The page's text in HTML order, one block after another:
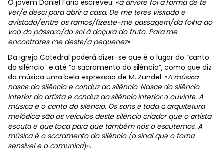
O jovem Daniel Faria escreveu: «a árvore foi a forma de te
ver/e desci para abrir a casa. De me teres visitado e
avistado/entre os ramos/fizeste-me passagem/da folha ao
voo do pássaro/do sol à doçura do fruto. Para me
encontrares me deste/a pequenez».
Da igreja Catedral poderá dizer-se que é o lugar do “canto
do silêncio” e até “o sacramento do silêncio”, como que diz
da música uma bela expressão de M. Zundel: «A música
nasce do silêncio e conduz ao silêncio. Nasce do silêncio
interior do artista e conduz ao silêncio interior o ouvinte. A
música é o canto do silêncio. Os sons e toda a arquitetura
melódica são os veículos deste silêncio criador que o artista
escuta e que toca para que também nós o escutemos. A
música é o sacramento do silêncio (o sinal que o torna
sensível e o comunica)».